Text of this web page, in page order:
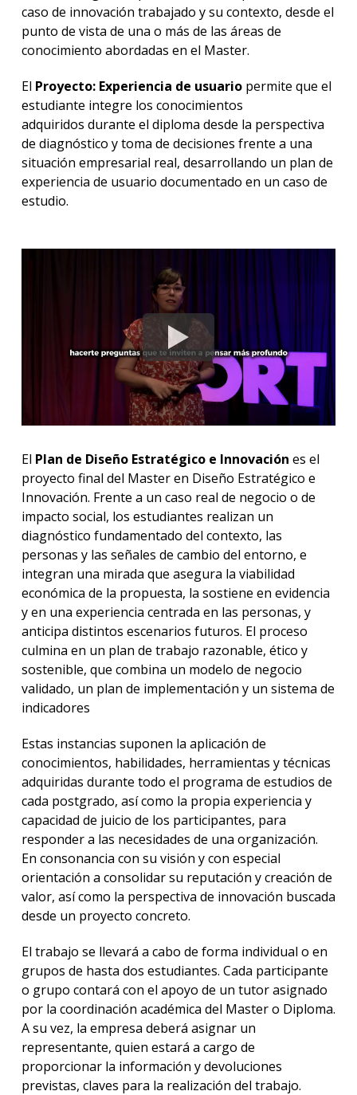
caso de innovación trabajado y su contexto, desde el
punto de vista de una o más de las áreas de
conocimiento abordadas en el Master.
El Proyecto: Experiencia de usuariopermite que el
estudiante integre los conocimientos
adquiridos durante el diploma desde la perspectiva
de diagnóstico y toma de decisiones frente a una
situación empresarial real, desarrollando un plan de
experiencia de usuario documentado en un caso de
estudio.
El Plan de Diseño Estratégico e Innovación es el
proyecto final del Master en Diseño Estratégico e
Innovación. Frente a un caso real de negocio o de
impacto social, los estudiantes realizan un
diagnóstico fundamentado del contexto, las
personas y las señales de cambio del entorno, e
integran una mirada que asegura la viabilidad
económica de la propuesta, la sostiene en evidencia
y en una experiencia centrada en las personas, y
anticipa distintos escenarios futuros. El proceso
culmina en un plan de trabajo razonable, ético y
sostenible, que combina un modelo de negocio
validado, un plan de implementación y un sistema de
indicadores
Estas instancias suponen la aplicación de
conocimientos, habilidades, herramientas y técnicas
adquiridas durante todo el programa de estudios de
cada postgrado, así como la propia experiencia y
capacidad de juicio de los participantes, para
responder a las necesidades de una organización.
En consonancia con su visión y con especial
orientación a consolidar su reputación y creación de
valor, así como la perspectiva de innovación buscada
desde un proyecto concreto.
El trabajo se llevará a cabo de forma individual o en
grupos de hasta dos estudiantes. Cada participante
o grupo contará con el apoyo de un tutor asignado
por la coordinación académica del Master o Diploma.
A su vez, la empresa deberá asignar un
representante, quien estará a cargo de
proporcionar la información y devoluciones
previstas, claves para la realización del trabajo.